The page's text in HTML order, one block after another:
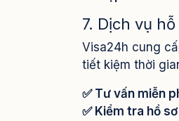
7. Dịch vụ
Visa24h cung
tiết kiệm thời
✅ Tư vấn miễn
✅ Kiểm tra hồ sơ